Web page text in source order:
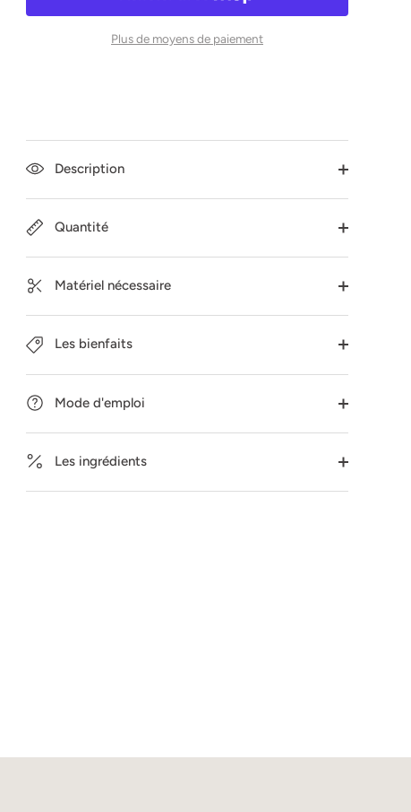
Plus de moyens de paiement
Description
Quantité
Matériel nécessaire
Les bienfaits
Mode d'emploi
Les ingrédients